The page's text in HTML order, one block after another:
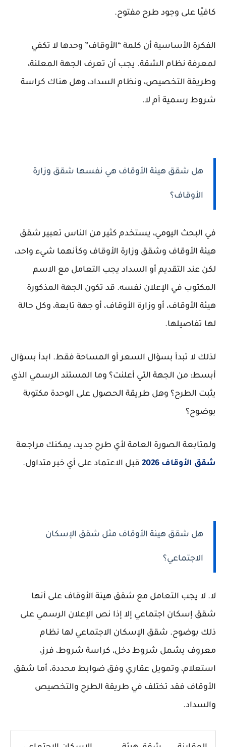
كافيًا على وجود طرح مفتوح.
الفكرة الأساسية أن كلمة “الأوقاف” وحدها لا تكفي
لمعرفة نظام الشقة. يجب أن تعرف الجهة المعلنة،
وطريقة التخصيص، ونظام السداد، وهل هناك كراسة
شروط رسمية أم لا.
هل شقق هيئة الأوقاف هي نفسها شقق وزارة
الأوقاف؟
في البحث اليومي، يستخدم كثير من الناس تعبير شقق
هيئة الأوقاف وشقق وزارة الأوقاف وكأنهما شيء واحد،
لكن عند التقديم أو السداد يجب التعامل مع الاسم
المكتوب في الإعلان نفسه. قد تكون الجهة المذكورة
هيئة الأوقاف، أو وزارة الأوقاف، أو جهة تابعة، وكل حالة
لها تفاصيلها.
لذلك لا تبدأ بسؤال السعر أو المساحة فقط. ابدأ بسؤال
أبسط: من الجهة التي أعلنت؟ وما المستند الرسمي الذي
يثبت الطرح؟ وهل طريقة الحصول على الوحدة مكتوبة
بوضوح؟
ولمتابعة الصورة العامة لأي طرح جديد، يمكنك مراجعة
شقق الأوقاف 2026
قبل الاعتماد على أي خبر متداول.
هل شقق هيئة الأوقاف مثل شقق الإسكان
الاجتماعي؟
لا. لا يجب التعامل مع شقق هيئة الأوقاف على أنها
شقق إسكان اجتماعي إلا إذا نص الإعلان الرسمي على
ذلك بوضوح. شقق الإسكان الاجتماعي لها نظام
معروف يشمل شروط دخل، كراسة شروط، فرز،
استعلام، وتمويل عقاري وفق ضوابط محددة، أما شقق
الأوقاف فقد تختلف في طريقة الطرح والتخصيص
والسداد.